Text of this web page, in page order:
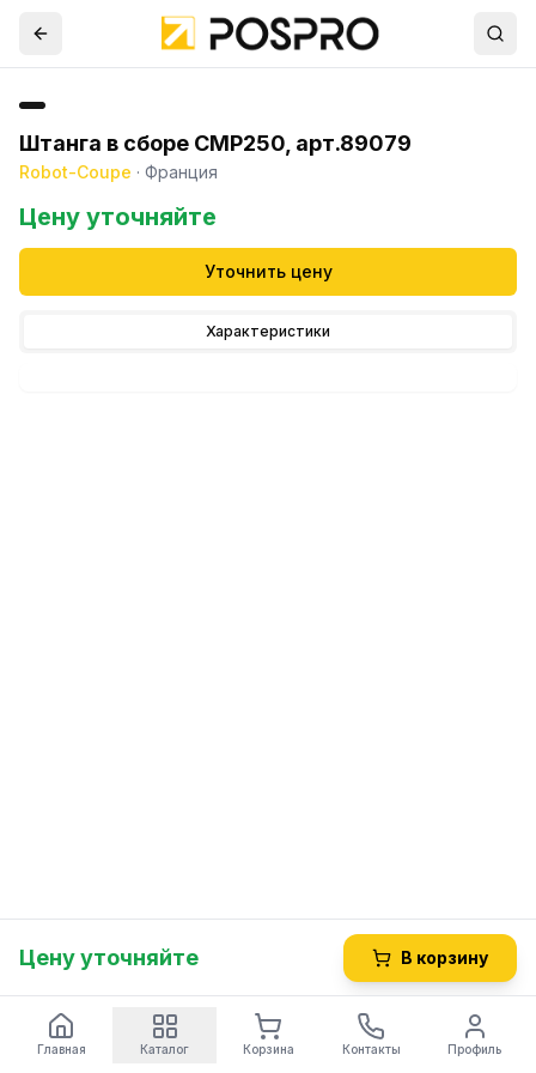
Штанга в сборе CMP250, арт.89079
Robot-Coupe · Франция
Цену уточняйте
Уточнить цену
Характеристики
Цену уточняйте В корзину
Главная Каталог Корзина Контакты Профиль